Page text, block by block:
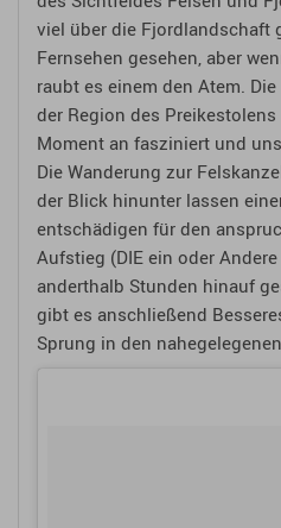
viel über die Fjordlandschaft
Fernsehen gesehen, aber
raubt es einem den Atem.
der Region des
Moment an fasziniert und
Die Wanderung zur
der Blick hinunter lassen
entschädigen für den
Aufstieg (DIE ein oder
anderthalb Stunden hinauf
gibt es anschließend
Sprung in den